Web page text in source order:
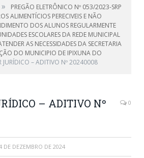
»
PREGÃO ELETRÔNICO Nº 053/2023-SRP
ALIMENTÍCIOS PERECIVEIS E NÃO
DOS ALUNOS REGULARMENTE
ESCOLARES DA REDE MUNICIPAL
AS NECESSIDADES DA SECRETARIA
DO MUNICIPIO DE IPIXUNA DO
JURÍDICO – ADITIVO Nº 20240008
– ADITIVO Nº
0
DE DEZEMBRO DE 2024